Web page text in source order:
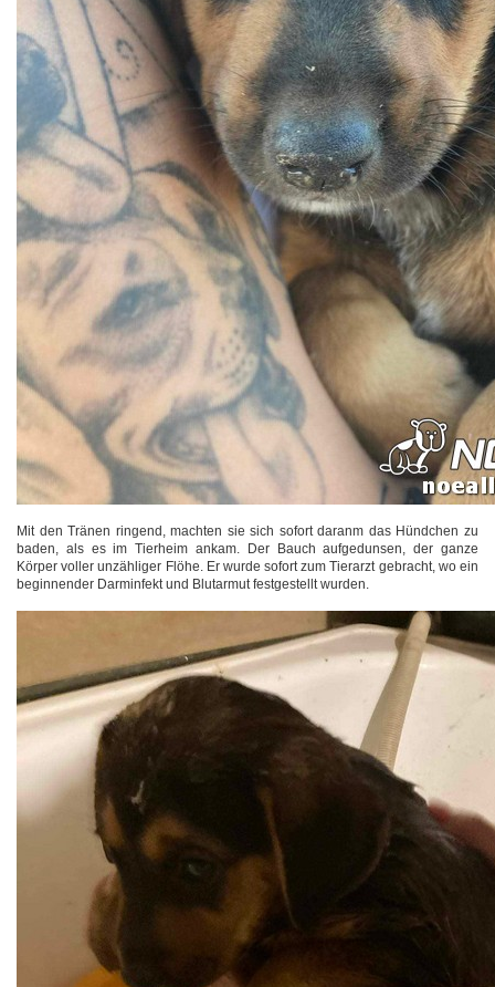
Mit den Tränen ringend, machten sie sich sofort daranm das Hündchen zu
baden, als es im Tierheim ankam. Der Bauch aufgedunsen, der ganze
Körper voller unzähliger Flöhe. Er wurde sofort zum Tierarzt gebracht, wo ein
beginnender Darminfekt und Blutarmut festgestellt wurden.